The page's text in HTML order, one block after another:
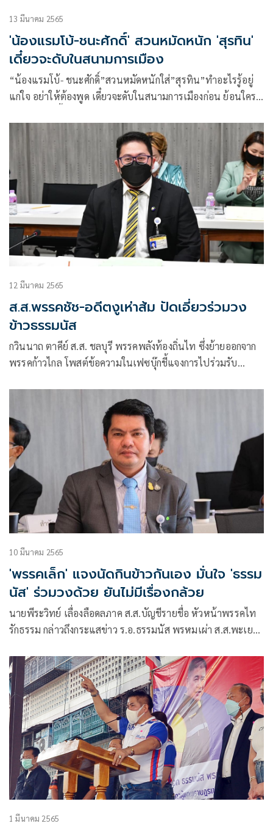
13 มีนาคม 2565
'น้องแรมโบ้-ชนะศักดิ์' สวนหมัดหนัก 'สุรทิน'
เดี๋ยวจะดับในสนามการเมือง
“น้องแรมโบ้- ชนะศักดิ์”สวนหมัดหนักใส่”สุรทิน”ทำอะไรรู้อยู่
แก่ใจ อย่าให้ต้องพูด เดี๋ยวจะดับในสนามการเมืองก่อน ย้อนใคร
ยกฯ”ให้เกียรติทุกพรรคร่วมรัฐบาลมาตลอด พร้อมรับฟังข้อเสนอ
แนะทุกฝ่าย
12 มีนาคม 2565
ส.ส.พรรคชัช-อดีตงูเห่าส้ม ปัดเอี่ยวร่วมวง
ข้าวธรรมนัส
กวินนาถ ตาคีย์ ส.ส. ชลบุรี พรรคพลังท้องถิ่นไท ซึ่งย้ายออกจาก
พรรคก้าวไกล โพสต์ข้อความในเฟซบุ๊กชี้แจงการไปร่วมรับ
10 มีนาคม 2565
'พรรคเล็ก' แจงนัดกินข้าวกันเอง มั่นใจ 'ธรรม
นัส' ร่วมวงด้วย ยันไม่มีเรื่องกล้วย
นายพีระวิทย์ เลื่องลือดลภาค ส.ส.บัญชีรายชื่อ หัวหน้าพรรคไท
รักธรรม กล่าวถึงกระแสข่าว ร.อ.ธรรมนัส พรหมเผ่า ส.ส.พะเยา
1 มีนาคม 2565